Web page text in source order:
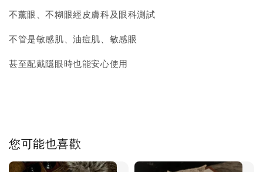
不薰眼、不糊眼經皮膚科及眼科測試
不管是敏感肌、油痘肌、敏感眼
甚至配戴隱眼時也能安心使用
您可能也喜歡